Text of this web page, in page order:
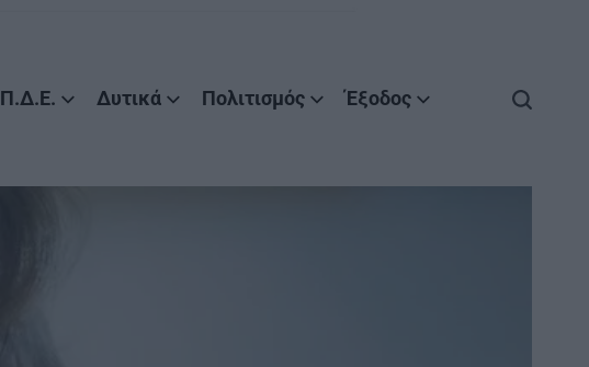
Π.Δ.Ε. Δυτικά Πολιτισμός Έξοδος